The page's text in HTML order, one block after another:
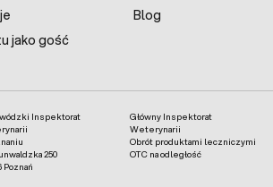
jako gość
Blog
Inspektorat
250
Poznań
Główny Inspektorat
Weterynarii
Obrót produktami leczniczymi
OTC na odległość